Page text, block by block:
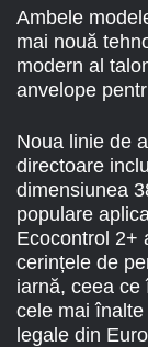
Ambele
mai nouă
modern al
anvelope
Noua linie de
directoare
dimensiunea
populare
Ecocontrol 2+
cerințele de
iarnă, ceea ce
cele mai
legale din